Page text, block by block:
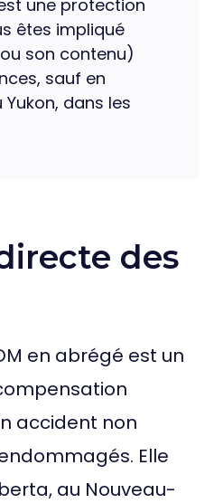
une protection
êtes impliqué
son contenu)
sauf en
dans les
des
en abrégé est un
accident non
Elle
au Nouveau-